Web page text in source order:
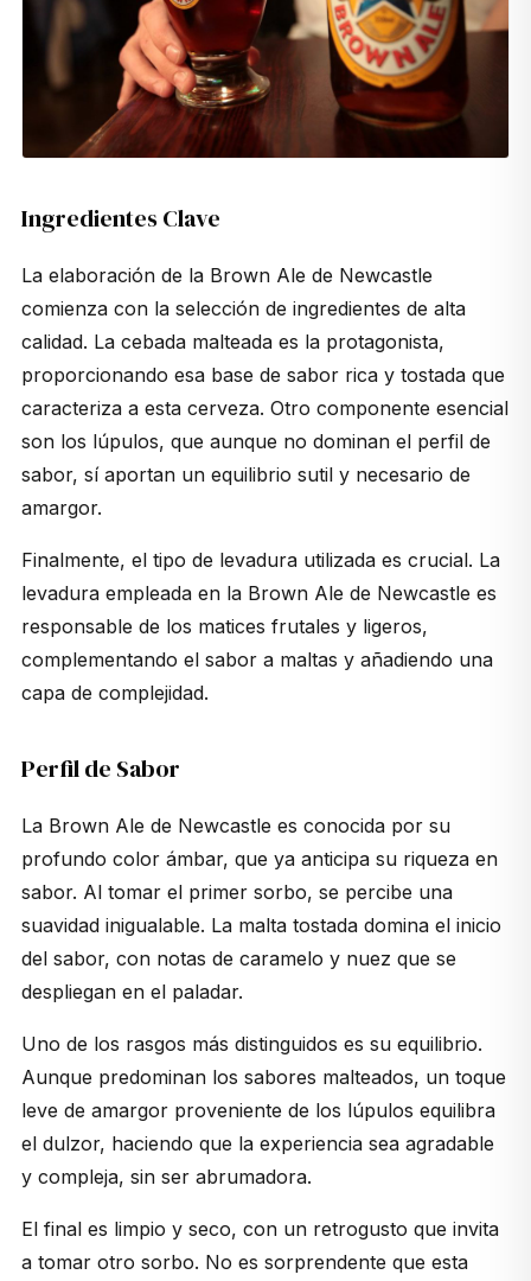
Ingredientes Clave
La elaboración de la Brown Ale de Newcastle
comienza con la selección de ingredientes de alta
calidad. La cebada malteada es la protagonista,
proporcionando esa base de sabor rica y tostada que
caracteriza a esta cerveza. Otro componente esencial
son los lúpulos, que aunque no dominan el perfil de
sabor, sí aportan un equilibrio sutil y necesario de
amargor.
Finalmente, el tipo de levadura utilizada es crucial. La
levadura empleada en la Brown Ale de Newcastle es
responsable de los matices frutales y ligeros,
complementando el sabor a maltas y añadiendo una
capa de complejidad.
Perfil de Sabor
La Brown Ale de Newcastle es conocida por su
profundo color ámbar, que ya anticipa su riqueza en
sabor. Al tomar el primer sorbo, se percibe una
suavidad inigualable. La malta tostada domina el inicio
del sabor, con notas de caramelo y nuez que se
despliegan en el paladar.
Uno de los rasgos más distinguidos es su equilibrio.
Aunque predominan los sabores malteados, un toque
leve de amargor proveniente de los lúpulos equilibra
el dulzor, haciendo que la experiencia sea agradable
y compleja, sin ser abrumadora.
El final es limpio y seco, con un retrogusto que invita
a tomar otro sorbo. No es sorprendente que esta